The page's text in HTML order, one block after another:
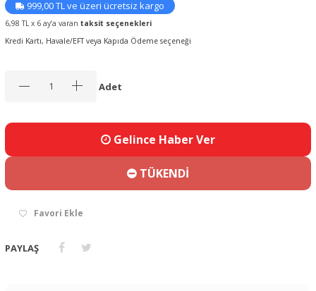
999,00 TL ve üzeri ücretsiz kargo
6,98 TL x 6 ay’a varan taksit seçenekleri
Kredi Kartı, Havale/EFT veya Kapıda Ödeme seçeneği
Adet
Gelince Haber Ver
TÜKENDİ
Favori Ekle
PAYLAŞ